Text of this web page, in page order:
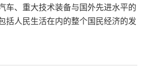
车、重大技术装备与国外先进水平的
括人民生活在内的整个国民经济的发